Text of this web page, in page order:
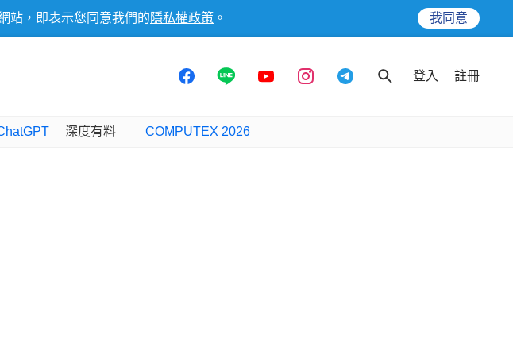
站，即表示您同意我們的 隱私權政策 。 我同意
登入 註冊
深度有料 COMPUTEX 2026